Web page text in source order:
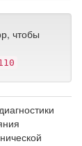
чтобы